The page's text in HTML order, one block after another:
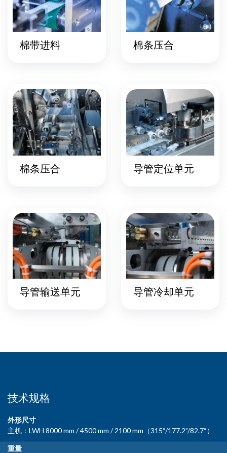
棉带进料 棉条压合
棉条压合 导管定位单元
导管输送单元 导管冷却单元
技术规格
外形尺寸
主机：LWH 8000 mm / 4500 mm / 2100 mm（315“/177.2”/82.7“）
重量